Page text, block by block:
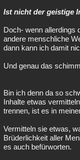
Ist nicht der geistige
Doch- wenn allerdings
andere menschliche
dann kann ich damit
Und genau das
Bin ich denn da so
Inhalte etwas
trennen, ist es in
Vermitteln sie etwas,
Brüderlichkeit aller
es auch befürworten.